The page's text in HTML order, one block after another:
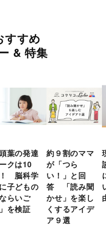
すすめ
& 特集
葉の発達
クは10
脳科学
子どもの
ならいご
を検証
約９割のママ
が「つら
い！」と回
答 「読み聞
かせ」を楽し
くするアイデ
ア９選